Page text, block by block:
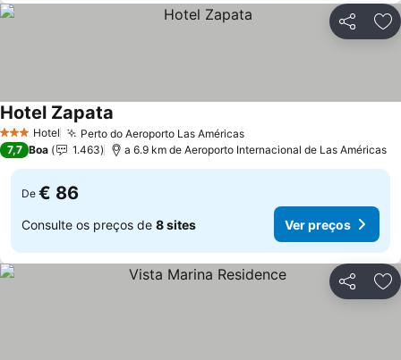
Partilhar
3 EstrelasHotel Perto do Aeroporto Las Américas
Hotel Zapata
7,7 Boa 1.463 a 6.9 km de Aeroporto Internacional de Las Américas
De € 86
Consulte os preços de 8 sites Ver preços
Partilhar